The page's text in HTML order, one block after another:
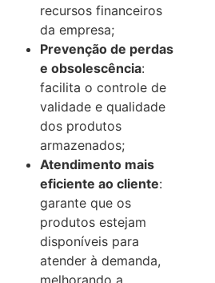
recursos financeiros
da empresa;
Prevenção de perdas
e obsolescência:
facilita o controle de
validade e qualidade
dos produtos
armazenados;
Atendimento mais
eficiente ao cliente:
garante que os
produtos estejam
disponíveis para
atender à demanda,
melhorando a